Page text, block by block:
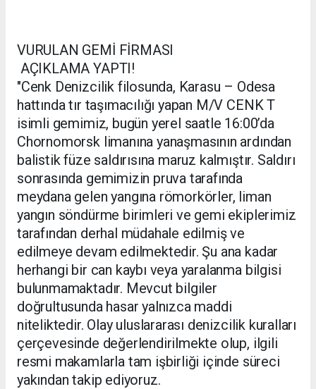
VURULAN GEMİ FİRMASI
AÇIKLAMA YAPTI!
"Cenk Denizcilik filosunda, Karasu – Odesa
hattında tır taşımacılığı yapan M/V CENK T
isimli gemimiz, bugün yerel saatle 16:00’da
Chornomorsk limanına yanaşmasının ardından
balistik füze saldırısına maruz kalmıştır. Saldırı
sonrasında gemimizin pruva tarafında
meydana gelen yangına römorkörler, liman
yangın söndürme birimleri ve gemi ekiplerimiz
tarafından derhal müdahale edilmiş ve
edilmeye devam edilmektedir. Şu ana kadar
herhangi bir can kaybı veya yaralanma bilgisi
bulunmamaktadır. Mevcut bilgiler
doğrultusunda hasar yalnızca maddi
niteliktedir. Olay uluslararası denizcilik kuralları
çerçevesinde değerlendirilmekte olup, ilgili
resmi makamlarla tam işbirliği içinde süreci
yakından takip ediyoruz.